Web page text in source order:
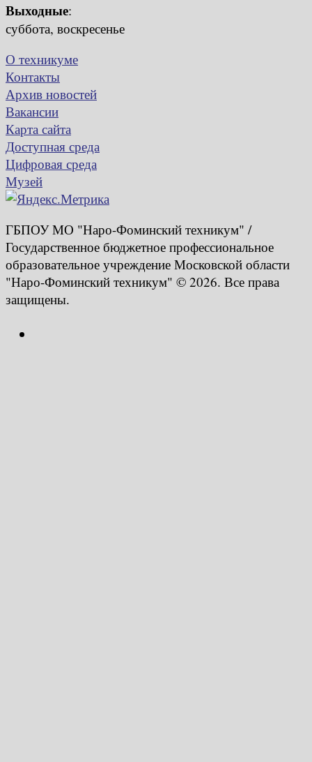
Выходные:
суббота, воскресенье
О техникуме
Контакты
Архив новостей
Вакансии
Карта сайта
Доступная среда
Цифровая среда
Музей
ГБПОУ МО "Наро-Фоминский техникум" /
Государственное бюджетное профессиональное
образовательное учреждение Московской области
"Наро-Фоминский техникум" © 2026. Все права
защищены.